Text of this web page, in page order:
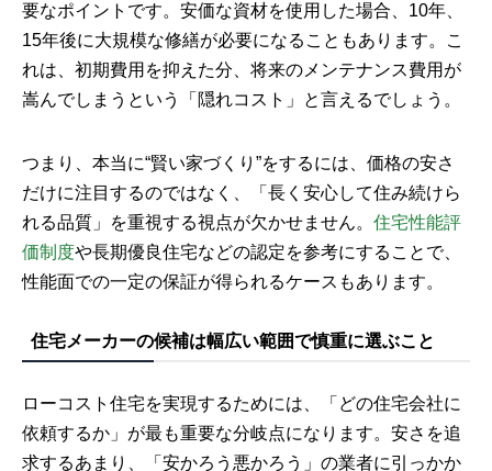
要なポイントです。安価な資材を使用した場合、10年、
15年後に大規模な修繕が必要になることもあります。こ
れは、初期費用を抑えた分、将来のメンテナンス費用が
嵩んでしまうという「隠れコスト」と言えるでしょう。
つまり、本当に“賢い家づくり”をするには、価格の安さ
だけに注目するのではなく、「長く安心して住み続けら
れる品質」を重視する視点が欠かせません。 住宅性能評
価制度や長期優良住宅などの認定を参考にすることで、
性能面での一定の保証が得られるケースもあります。
住宅メーカーの候補は幅広い範囲で慎重に選ぶこと
ローコスト住宅を実現するためには、「どの住宅会社に
依頼するか」が最も重要な分岐点になります。安さを追
求するあまり、「安かろう悪かろう」の業者に引っかか